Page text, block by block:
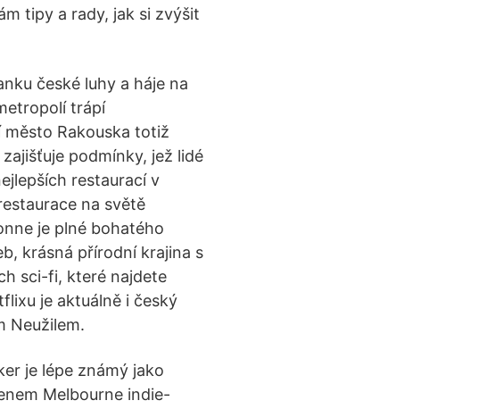
tipy a rady, jak si zvýšit
české luhy a háje na
trápí
Rakouska totiž
podmínky, jež lidé
restaurací v
na světě
je plné bohatého
krásná přírodní krajina s
sci-fi, které najdete
je aktuálně i český
Neužilem.
je lépe známý jako
Melbourne indie-